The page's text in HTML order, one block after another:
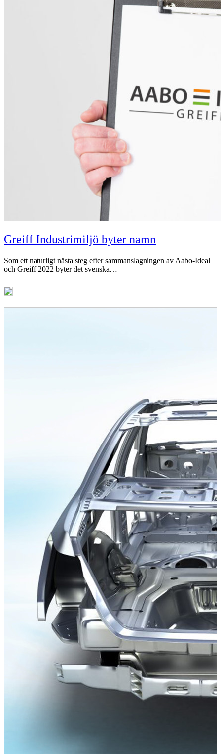
Greiff Industrimiljö byter namn
Som ett naturligt nästa steg efter sammanslagningen av Aabo-Ideal
och Greiff 2022 byter det svenska…